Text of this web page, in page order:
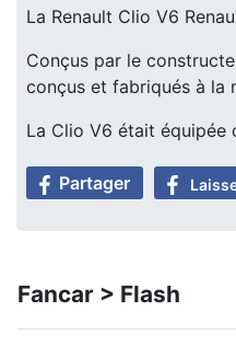
La Renault Clio V6
Conçus par le
conçus et fabriqués à la
La Clio V6 était
Partager
Fancar > Flash